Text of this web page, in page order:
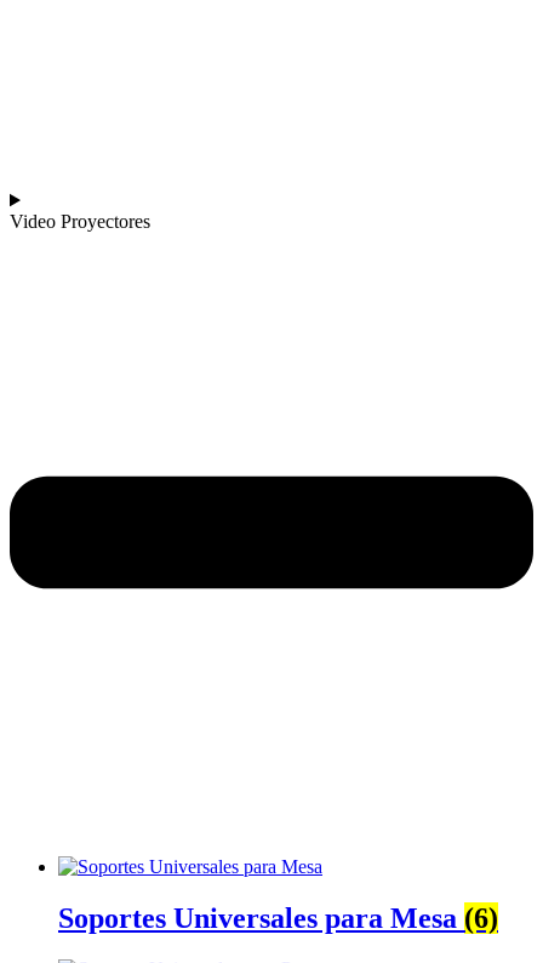
Video Proyectores
Soportes Universales para Mesa (6)